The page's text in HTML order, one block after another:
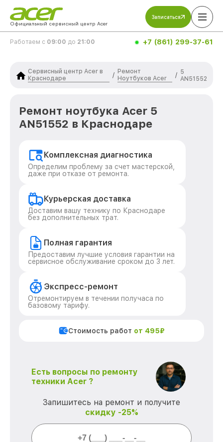
Официальный сервисный центр Acer
Записаться
Работаем с 09:00 до 21:00 +7 (861) 299-37-61
Сервисный центр Acer в
Краснодаре
/
Ремонт
Ноутбуков Acer
/ 5
AN51552
Ремонт ноутбука Acer 5
AN51552 в Краснодаре
Комплексная диагностика
Определим проблему за счет мастерской,
даже при отказе от ремонта.
Курьерская доставка
Доставим вашу технику по Краснодаре
без дополнительных трат.
Полная гарантия
Предоставим лучшие условия гарантии на
сервисное обслуживание сроком до 3 лет.
Экспресс-ремонт
Отремонтируем в течении получаса по
базовому тарифу.
Стоимость работ от 495₽
Есть вопросы по ремонту
техники Acer ?
Запишитесь на ремонт и получите
скидку -25%